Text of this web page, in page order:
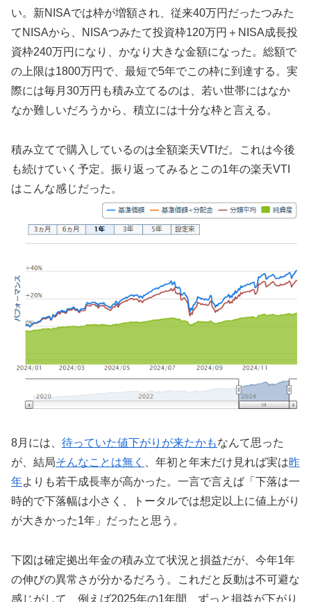
い。新NISAでは枠が増額され、従来40万円だったつみた
てNISAから、NISAつみたて投資枠120万円＋NISA成長投
資枠240万円になり、かなり大きな金額になった。総額で
の上限は1800万円で、最短で5年でこの枠に到達する。実
際には毎月30万円も積み立てるのは、若い世帯にはなか
なか難しいだろうから、積立には十分な枠と言える。
積み立てで購入しているのは全額楽天VTIだ。これは今後
も続けていく予定。振り返ってみるとこの1年の楽天VTI
はこんな感じだった。
8月には、 待っていた値下がりが来たかもなんて思った
が、結局そんなことは無く 、年初と年末だけ見れば実は昨
年よりも若干成長率が高かった。一言で言えば「下落は一
時的で下落幅は小さく、トータルでは想定以上に値上がり
が大きかった1年」だったと思う。
下図は確定拠出年金の積み立て状況と損益だが、今年1年
の伸びの異常さが分かるだろう。これだと反動は不可避な
感じがして、例えば2025年の1年間、ずっと損益が下がり